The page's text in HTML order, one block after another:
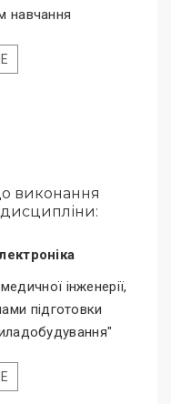
навчання
виконання
дисципліни:
інженерії,
підготовки